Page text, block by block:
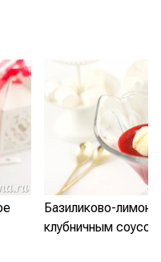
Базиликово-
клубничным соусом